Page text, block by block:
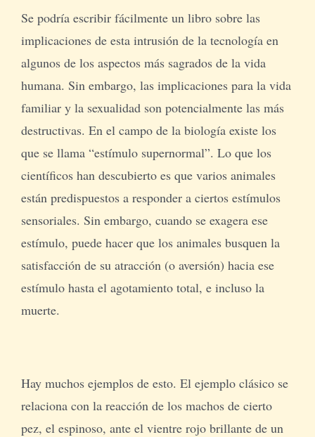
Se podría escribir fácilmente un libro sobre las
implicaciones de esta intrusión de la tecnología en
algunos de los aspectos más sagrados de la vida
humana. Sin embargo, las implicaciones para la vida
familiar y la sexualidad son potencialmente las más
destructivas. En el campo de la biología existe los
que se llama “estímulo supernormal”. Lo que los
científicos han descubierto es que varios animales
están predispuestos a responder a ciertos estímulos
sensoriales. Sin embargo, cuando se exagera ese
estímulo, puede hacer que los animales busquen la
satisfacción de su atracción (o aversión) hacia ese
estímulo hasta el agotamiento total, e incluso la
muerte.
Hay muchos ejemplos de esto. El ejemplo clásico se
relaciona con la reacción de los machos de cierto
pez, el espinoso, ante el vientre rojo brillante de un